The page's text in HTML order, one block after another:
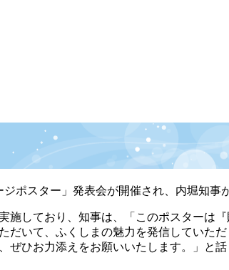
ポスター」発表会が開催され、内堀知事
しており、知事は、「このポスターは『
だいて、ふくしまの魅力を発信していた
ひお力添えをお願いいたします。」と話